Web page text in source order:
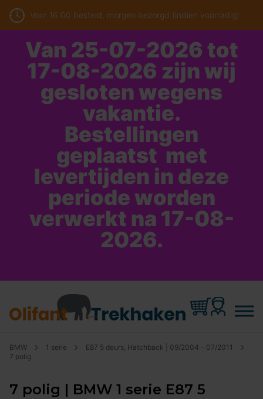
Voor 16:00 besteld, morgen bezorgd (indien voorradig)
Van 25-07-2026 tot
17-08-2026 zijn wij
gesloten wegens
vakantie.
Bestellingen
geplaatst met
levertijden in deze
periode worden
verwerkt na 17-08-
2026.
BMW 1 serie
E87 5 deurs, Hatchback | 09/2004 - 07/2011
7 polig
7 polig | BMW 1 serie E87 5